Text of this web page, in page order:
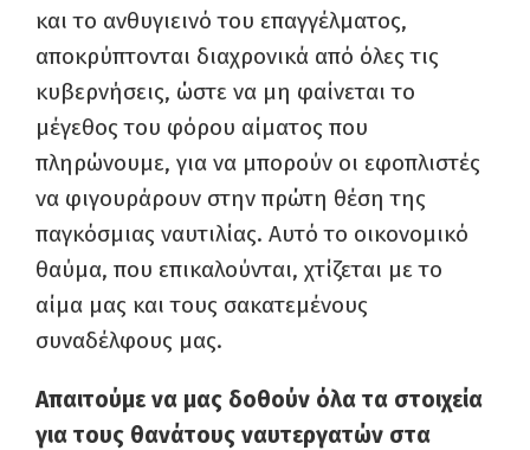
και το ανθυγιεινό του επαγγέλματος,
αποκρύπτονται διαχρονικά από όλες τις
κυβερνήσεις, ώστε να μη φαίνεται το
μέγεθος του φόρου αίματος που
πληρώνουμε, για να μπορούν οι εφοπλιστές
να φιγουράρουν στην πρώτη θέση της
παγκόσμιας ναυτιλίας. Αυτό το οικονομικό
θαύμα, που επικαλούνται, χτίζεται με το
αίμα μας και τους σακατεμένους
συναδέλφους μας.
Απαιτούμε να μας δοθούν όλα τα στοιχεία
για τους θανάτους ναυτεργατών στα